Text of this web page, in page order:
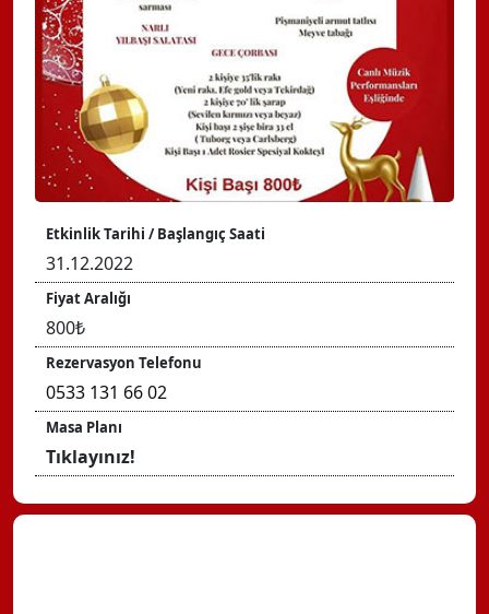
Etkinlik Tarihi / Başlangıç Saati
31.12.2022
Fiyat Aralığı
800₺
Rezervasyon Telefonu
0533 131 66 02
Masa Planı
Tıklayınız!